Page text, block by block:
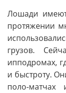
Лошади
протяжении
грузов.
ипподромах,
и быстроту.
поло-матчах